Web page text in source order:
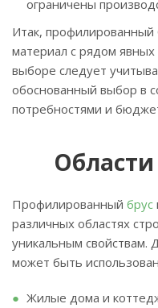
ограничены
Итак,
материал с рядом
выборе следует
обоснованный выбор в
потребностями и
Профилированный брус
различных областях
уникальным свойствам.
может быть
Жилые дома и